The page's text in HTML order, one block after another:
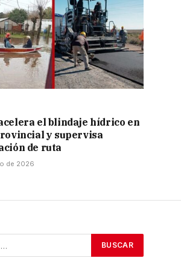
el blindaje hídrico en
y supervisa
de ruta
de 2026